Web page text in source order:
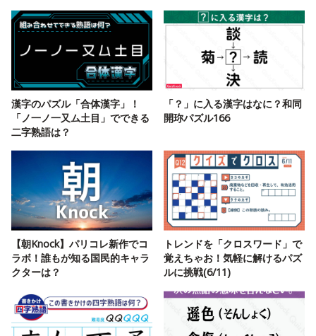
漢字のパズル「合体漢字」！
「ノ一ノ一又ム土目」でできる
二字熟語は？
「？」に入る漢字はなに？和同
開珎パズル166
【朝Knock】パリコレ新作でコ
ラボ！誰もが知る国民的キャラ
クターは？
トレンドを「クロスワード」で
覚えちゃお！気軽に解けるパズ
ルに挑戦(6/11)